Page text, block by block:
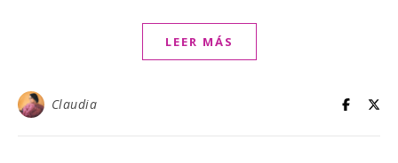
LEER MÁS
Claudia